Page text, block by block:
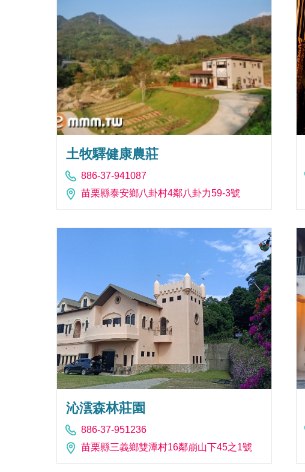
土牧驛健康農莊
886-37-941087
苗栗縣泰安鄉八卦村4鄰八卦力59-3號
沁澐森林莊園
886-37-951236
苗栗縣三義鄉雙潭村16鄰崩山下45之1號